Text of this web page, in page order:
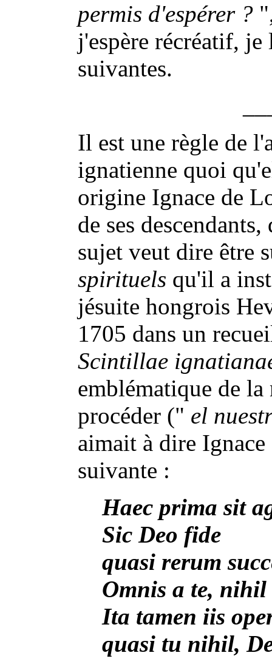
permis d'espérer ?
j'espère récréatif,
suivantes.
Il est une règle de
ignatienne quoi
origine Ignace de
de ses
sujet veut dire être
spirituels qu'il a
jésuite hongrois
1705 dans un
Scintillae
emblématique de
procéder (" el
aimait à dire
suivante :
Haec prima sit
Sic Deo fide
quasi rerum
Omnis a te, nihil
Ita tamen iis
quasi tu nihil,